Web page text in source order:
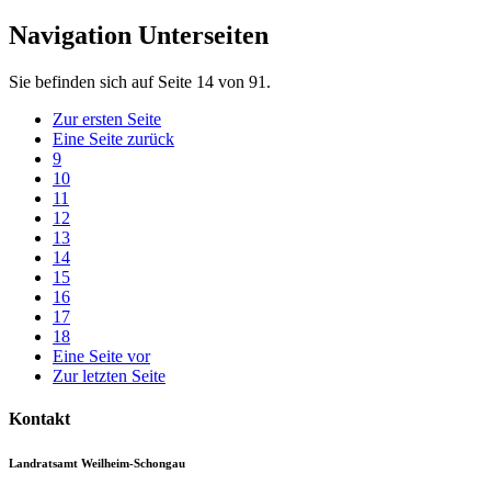
Navigation Unterseiten
Sie befinden sich auf Seite 14 von 91.
Zur ersten Seite
Eine Seite zurück
9
10
11
12
13
14
15
16
17
18
Eine Seite vor
Zur letzten Seite
Kontakt
Landratsamt Weilheim-Schongau